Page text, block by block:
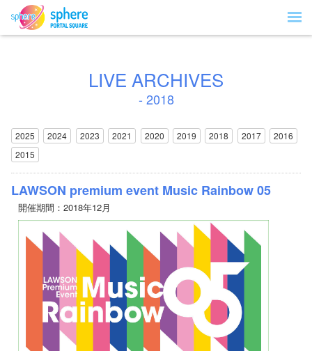
LIVE ARCHIVES
- 2018
2025 2024 2023 2021 2020 2019 2018 2017
2016
2015
LAWSON premium event Music Rainbow 05
開催期間：2018年12月